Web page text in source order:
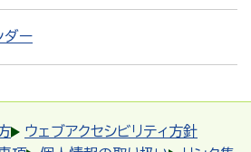
ダー
ウェブアクセシビリティ方針